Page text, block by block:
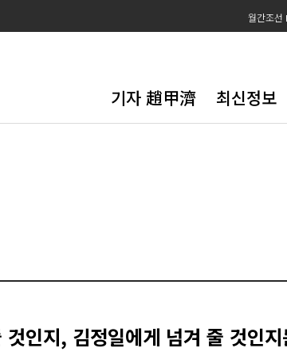
월간조선
기자 趙甲濟 최신정보
인지, 김정일에게 넘겨 줄 것인